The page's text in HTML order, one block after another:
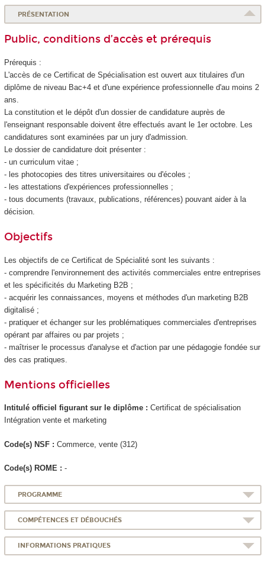
PRÉSENTATION
Public, conditions d’accès et prérequis
Prérequis :
L'accès de ce Certificat de Spécialisationest ouvert aux titulaires d'un
diplôme de niveau Bac+4 et d'une expérience professionnelle d'au moins 2
ans.
La constitution et le dépôt d'un dossier de candidature auprès de
l'enseignant responsable doivent être effectués avant le 1er octobre. Les
candidatures sont examinées par un jury d'admission.
Le dossier de candidature doit présenter :
- un curriculum vitae ;
- les photocopies des titres universitaires ou d'écoles ;
- les attestations d'expériences professionnelles ;
- tous documents (travaux, publications, références) pouvant aider à la
décision.
Objectifs
Les objectifs de ce Certificat de Spécialité sont les suivants :
- comprendre l'environnement des activités commerciales entre entreprises
et les spécificités du Marketing B2B ;
- acquérir les connaissances, moyens et méthodes d'un marketing B2B
digitalisé ;
- pratiquer et échanger sur les problématiques commerciales d'entreprises
opérant par affaires ou par projets ;
- maîtriser le processus d'analyse et d'action par une pédagogie fondée sur
des cas pratiques.
Mentions officielles
Intitulé officiel figurant sur le diplôme : Certificat de spécialisation
Intégration vente et marketing
Code(s) NSF : Commerce, vente (312)
Code(s) ROME : -
PROGRAMME
COMPÉTENCES ET DÉBOUCHÉS
INFORMATIONS PRATIQUES